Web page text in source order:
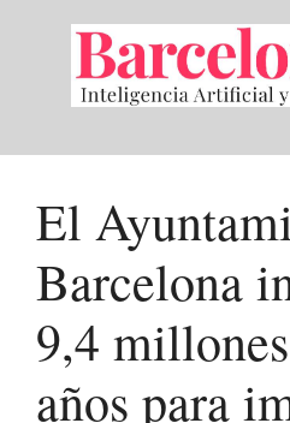
contenido
El
Barcelona
9,4
años para